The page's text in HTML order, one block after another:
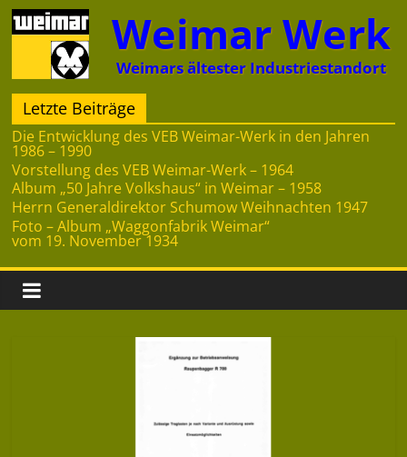
Zum
Inhalt
springen
Weimar Werk
Weimars ältester Industriestandort
Letzte Beiträge
Die Entwicklung des VEB Weimar-Werk in den Jahren
1986 – 1990
Vorstellung des VEB Weimar-Werk – 1964
Album „50 Jahre Volkshaus“ in Weimar – 1958
Herrn Generaldirektor Schumow Weihnachten 1947
Foto – Album „Waggonfabrik Weimar“
vom 19. November 1934